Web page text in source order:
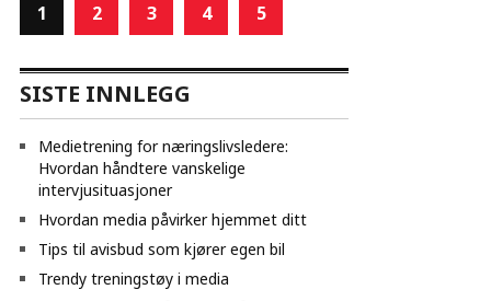
1 2 3 4 5
SISTE INNLEGG
Medietrening for næringslivsledere:
Hvordan håndtere vanskelige
intervjusituasjoner
Hvordan media påvirker hjemmet ditt
Tips til avisbud som kjører egen bil
Trendy treningstøy i media